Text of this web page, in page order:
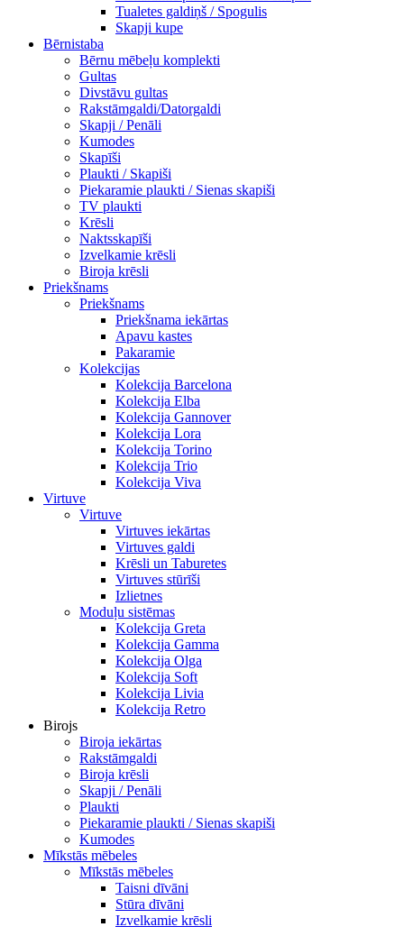
Tualetes galdiņš / Spogulis
Skapji kupe
Bērnistaba
Bērnu mēbeļu komplekti
Gultas
Divstāvu gultas
Rakstāmgaldi/Datorgaldi
Skapji / Penāli
Kumodes
Skapīši
Plaukti / Skapiši
Piekaramie plaukti / Sienas skapiši
TV plaukti
Krēsli
Naktsskapīši
Izvelkamie krēsli
Biroja krēsli
Priekšnams
Priekšnams
Priekšnama iekārtas
Apavu kastes
Pakaramie
Kolekcijas
Kolekcija Barcelona
Kolekcija Elba
Kolekcija Gannover
Kolekcija Lora
Kolekcija Torino
Kolekcija Trio
Kolekcija Viva
Virtuve
Virtuve
Virtuves iekārtas
Virtuves galdi
Krēsli un Taburetes
Virtuves stūrīši
Izlietnes
Moduļu sistēmas
Kolekcija Greta
Kolekcija Gamma
Kolekcija Olga
Kolekcija Soft
Kolekcija Livia
Kolekcija Retro
Birojs
Biroja iekārtas
Rakstāmgaldi
Biroja krēsli
Skapji / Penāli
Plaukti
Piekaramie plaukti / Sienas skapiši
Kumodes
Mīkstās mēbeles
Mīkstās mēbeles
Taisni dīvāni
Stūra dīvāni
Izvelkamie krēsli